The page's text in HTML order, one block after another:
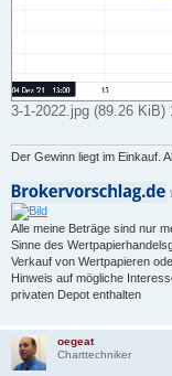
3-1-2022.jpg (89.26
Der Gewinn liegt im Einkauf.
Alle meine Beträge sind nur
Sinne des
Verkauf von Wertpapieren
Hinweis auf mögliche
privaten Depot enthalten
oegeat
Charttechniker